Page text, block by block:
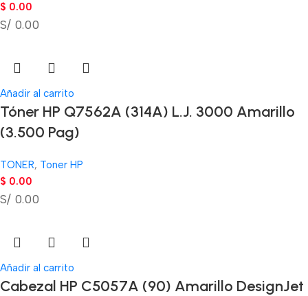
$ 0.00
S/ 0.00
Añadir al carrito
Tóner HP Q7562A (314A) L.J. 3000 Amarillo
(3.500 Pag)
TONER, Toner HP
$ 0.00
S/ 0.00
Añadir al carrito
Cabezal HP C5057A (90) Amarillo DesignJet